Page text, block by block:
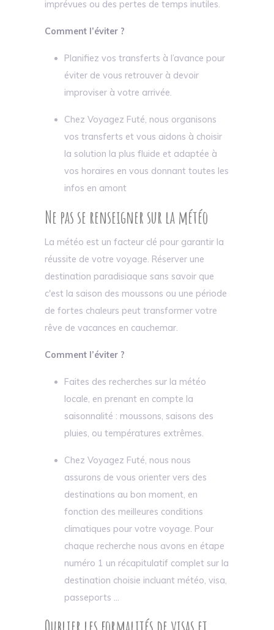
imprévues ou des pertes de temps inutiles.
Comment l’éviter ?
Planifiez vos transferts à l’avance pour
éviter de vous retrouver à devoir
improviser à votre arrivée.
Chez Voyagez Futé, nous organisons
vos transferts et vous aidons à choisir
la solution la plus fluide et adaptée à
vos horaires en vous donnant toutes les
infos en amont
Ne pas se renseigner sur la météo
La météo est un facteur clé pour garantir la
réussite de votre voyage. Réserver une
destination paradisiaque sans savoir que
c'est la saison des moussons ou une période
de fortes chaleurs peut transformer votre
rêve de vacances en cauchemar.
Comment l’éviter ?
Faites des recherches sur la météo
locale, en prenant en compte la
saisonnalité : moussons, saisons des
pluies, ou températures extrêmes.
Chez Voyagez Futé, nous nous
assurons de vous orienter vers des
destinations au bon moment, en
fonction des meilleures conditions
climatiques pour votre voyage. Pour
chaque recherche nous avons en étape
numéro 1 un récapitulatif complet sur la
destination choisie incluant météo, visa,
passeports ...